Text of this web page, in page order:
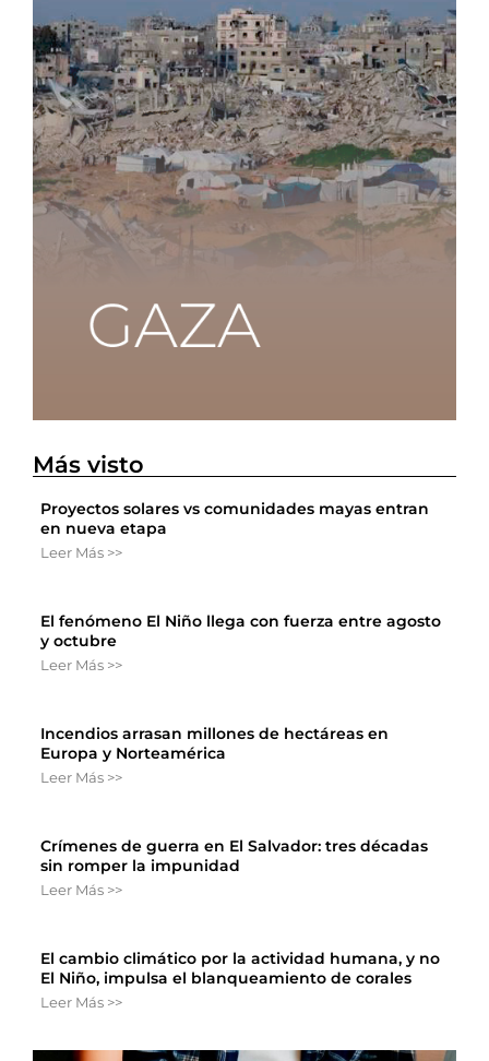
Más visto
Proyectos solares vs comunidades mayas entran
en nueva etapa
Leer Más >>
El fenómeno El Niño llega con fuerza entre agosto
y octubre
Leer Más >>
Incendios arrasan millones de hectáreas en
Europa y Norteamérica
Leer Más >>
Crímenes de guerra en El Salvador: tres décadas
sin romper la impunidad
Leer Más >>
El cambio climático por la actividad humana, y no
El Niño, impulsa el blanqueamiento de corales
Leer Más >>